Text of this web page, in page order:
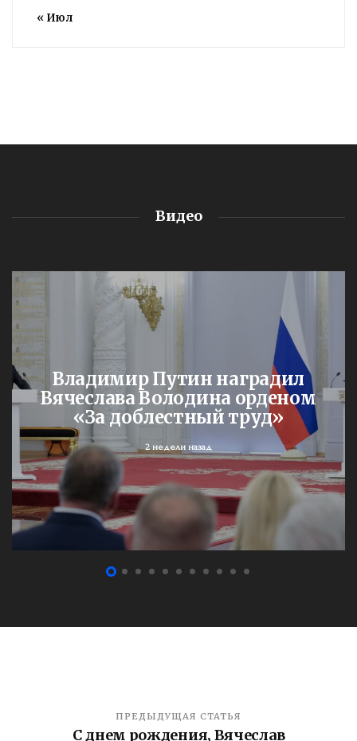
« Июл
Видео
Владимир Путин наградил
Вячеслава Володина орденом
«За доблестный труд»
2 недели назад
ПРЕДЫДУЩАЯ СТАТЬЯ
С днем рождения, Вячеслав